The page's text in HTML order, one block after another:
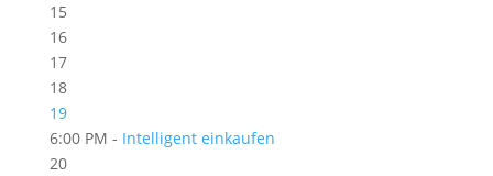
15
16
17
18
19
6:00 PM - Intelligent einkaufen
20